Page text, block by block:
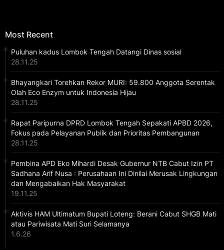
Most Recent
Puluhan kadus Lombok Tengah Datangi Dinas sosial
28.11.25
Bhayangkari Torehkan Rekor MURI: 59.800 Anggota Serentak
Olah Eco Enzym untuk Indonesia Hijau
28.11.25
Rapat Paripurna DPRD Lombok Tengah Sepakati APBD 2026,
Fokus pada Pelayanan Publik dan Prioritas Pembangunan
28.11.25
Pembina APD Eko Mihardi Desak Gubernur NTB Cabut Izin PT
Sadhana Arif Nusa : Perusahaan Ini Dinilai Merusak Lingkungan
dan Mengabaikan Hak Masyarakat
19.11.25
Aktivis HAM Ultimatum Bupati Loteng: Berani Cabut SHGB Mati
atau Pariwisata Mati Suri Selamanya
1.6.26